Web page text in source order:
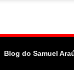
Blog do Samuel